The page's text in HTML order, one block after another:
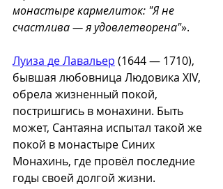
монастыре кармелиток: "Я не
счастлива — я удовлетворена"».
Луиза де Лавальер (1644 — 1710),
бывшая любовница Людовика XIV,
обрела жизненный покой,
постришгись в монахини. Быть
может, Сантаяна испытал такой же
покой в монастыре Синих
Монахинь, где провёл последние
годы своей долгой жизни.